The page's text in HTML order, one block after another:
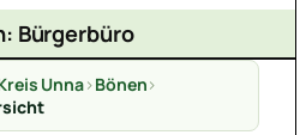
Bürgerbüro
Unna>Bönen>